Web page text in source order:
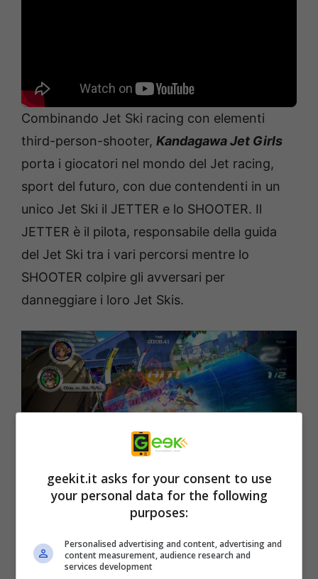
Combinando Jet Ski racing con elementi
third-person-shooter, Kandagawa Jet Girls
porta i giocatori nel mondo del Jet racing,
sport del futuro, con due contendenti in un
unico Jet Ski il JETTER e lo SHOOTER. Il
JETTER è il pilota, responsabile della guida
del Jet Ski tra i vari percorsi mentre lo
SHOOTER colpire gli avversari per
danneggiare i loro Jet Skis.
Kandagawa Jet Girls’ Story Mode, i
giocatori viaggeranno al fianco di Rin Namiki,
che vuole seguire le orme della madre a
Tokyo come campionessa JETTER, con la
geekit.it asks for your consent to use
your personal data for the following
purposes:
Personalised advertising and content, advertising and
content measurement, audience research and
services development